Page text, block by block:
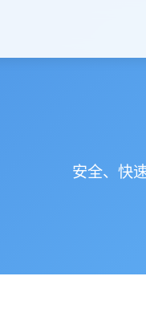
安全、快